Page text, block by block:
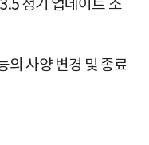
정기 업데이트 소
의 사양 변경 및 종료